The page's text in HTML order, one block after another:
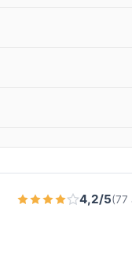
4,2/5(77